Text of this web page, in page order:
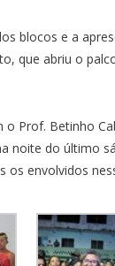
blocos e a
que abriu o
Prof. Betinho
noite do último
envolvidos